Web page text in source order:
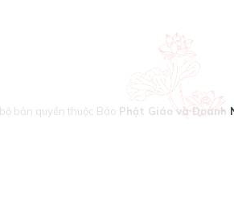
bản quyền thuộc Báo Phật Giáo và Doanh